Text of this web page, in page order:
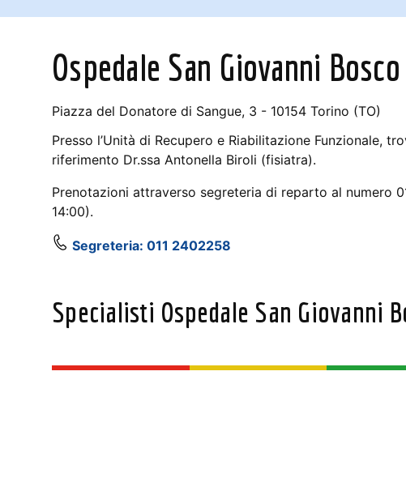
Ospedale San Giovanni Bosco
Piazza del Donatore di Sangue, 3 - 10154 Torino (TO)
Presso l’Unità di Recupero e Riabilitazione Funzionale,
riferimento Dr.ssa Antonella Biroli (fisiatra).
Prenotazioni attraverso segreteria di reparto al numero
14:00).
Segreteria: 011 2402258
Specialisti Ospedale San Giovanni